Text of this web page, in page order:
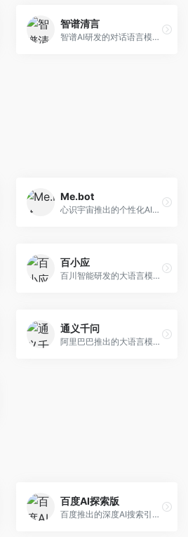
智谱清言
智谱AI研发的对话语言模型，支持中英双语交互。面向中文用户和开发者，提供知识问答、代码编写、文档解读等服务，开源生态完善，学术研究背景深厚。
Me.bot
心识宇宙推出的个性化AI伴侣，专注于情感交互和个人助理服务。面向个人用户，支持日程管理、情感陪伴、知识问答等功能，交互体验人性化。
百小应
百川智能研发的大语言模型助手，专注于中文理解和生成。面向中文用户，提供知识问答、文本创作、代码辅助等服务，模型参数规模大，中文表达流畅自然。
通义千问
阿里巴巴推出的大语言模型平台，提供对话问答、文档处理、图像理解、代码编写等全方位AI服务。面向企业用户和个人开发者，集成阿里云生态，支持多模态交互，企业级安全保障。
百度AI探索版
百度推出的深度AI搜索引擎，整合百度知识图谱。面向中文用户，提供智能问答、知识探索、内容生成等服务，知识覆盖面广。